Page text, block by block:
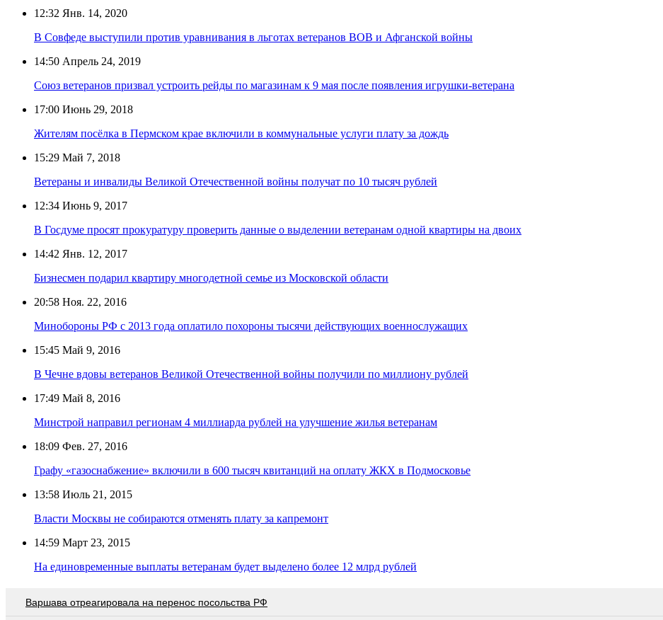
12:32 Янв. 14, 2020
В Совфеде выступили против уравнивания в льготах ветеранов ВОВ и Афганской войны
14:50 Апрель 24, 2019
Союз ветеранов призвал устроить рейды по магазинам к 9 мая после появления игрушки-ветерана
17:00 Июнь 29, 2018
Жителям посёлка в Пермском крае включили в коммунальные услуги плату за дождь
15:29 Май 7, 2018
Ветераны и инвалиды Великой Отечественной войны получат по 10 тысяч рублей
12:34 Июнь 9, 2017
В Госдуме просят прокуратуру проверить данные о выделении ветеранам одной квартиры на двоих
14:42 Янв. 12, 2017
Бизнесмен подарил квартиру многодетной семье из Московской области
20:58 Ноя. 22, 2016
Минобороны РФ с 2013 года оплатило похороны тысячи действующих военнослужащих
15:45 Май 9, 2016
В Чечне вдовы ветеранов Великой Отечественной войны получили по миллиону рублей
17:49 Май 8, 2016
Минстрой направил регионам 4 миллиарда рублей на улучшение жилья ветеранам
18:09 Фев. 27, 2016
Графу «газоснабжение» включили в 600 тысяч квитанций на оплату ЖКХ в Подмосковье
13:58 Июль 21, 2015
Власти Москвы не собираются отменять плату за капремонт
14:59 Март 23, 2015
На единовременные выплаты ветеранам будет выделено более 12 млрд рублей
Варшава отреагировала на перенос посольства РФ